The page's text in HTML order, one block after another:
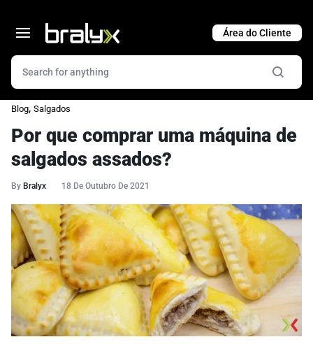
Blog, Salgados
Por que comprar uma máquina de
salgados assados?
By Bralyx 18 De Outubro De 2021